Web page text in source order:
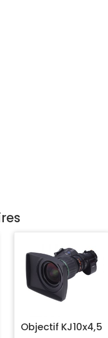
Objectif KJ10x4,5